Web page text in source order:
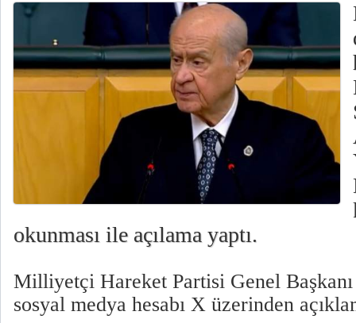
okunması ile açılama yaptı.
Milliyetçi Hareket Partisi Genel
sosyal medya hesabı X üzerinden